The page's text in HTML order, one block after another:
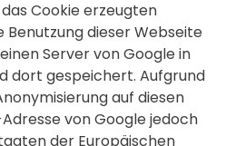
Cookie erzeugten
dieser Webseite
Server von Google in
dort gespeichert. Aufgrund
auf diesen
von Google jedoch
der Europäischen